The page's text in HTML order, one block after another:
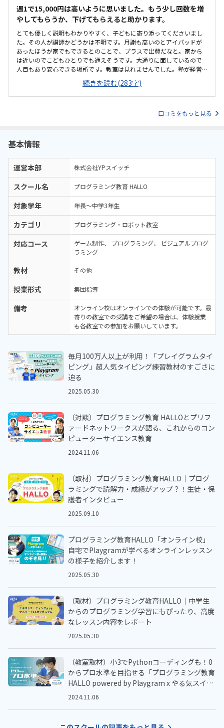
いか気にかかる料金設定は特に目立って高くも低くもなく適正だと感
じた。4月のキャンペーンで入会費無料という説明もあり、体験時に入
会を決めた
週1で15,000円は高いように思いました。もう少し回数を増
やしてもらうか、下げてもらえると助かります。
とても優しく説明もわかりやすく、子どもに寄り添ってくださいまし
た。その人が講師かどうかは不明です。月謝も高いのとアイパッドが
あったほうが家でもできるとのことで、プラスで出費だなと。家から
は近いのでこどもひとりでも通えそうです。大通りに面しているので
人目もあり安心できる場所です。教室は見れませんでした。塾が経営
しているとのことで塾の方の教室は少し覗けました。建物自体が古い
感じでした。週1で15,000円は高いように思いました。もう少し回数を
増やしてもらうか、下げてもらえると助かります。説明してくれた方
続きを読む(283字)
口コミをもっと見る
基本情報
運営本部 株式会社YPスイッチ
スクール名 プログラミング教育 HALLO
対象学年 年長～中学3年生
カテゴリ プログラミング・ロボット教室
対応コース ゲーム制作 プログラミング
ビジュアルプログ
ラミング
教材 その他
授業形式 集団指導
備考
オンライン校はオンラインでの体験が可能です。最
寄りの教室での受講をご希望の場合は、体験授業
も各教室での参加をお願いしています。
毎月100万人以上が利用！「プレイグラムタイ
ピング」超人気タイピング練習教材のすごさに
迫る
2025.05.30
（対談）プログラミング教育 HALLOとプリフ
ァードネットワークスが語る、これからのコン
ピューターサイエンス教育
2024.11.06
（取材）プログラミング教育HALLO｜プログ
ラミングで読解力・成績がアップ？！生徒・保
護者インタビュー
2025.09.10
プログラミング教育HALLO「オンライン校」
自宅でPlaygramが学べるオンラインレッスン
の様子を紹介します！
2025.05.30
（取材）プログラミング教育HALLO｜中学生
からのプログラミング学習にもぴったり、高度
なレッスン内容をレポート
2025.05.30
（教室取材）小3でPythonコーディングも！0
からプロ水準を目指せる「プログラミング教育
HALLO powered by Playgram x やる気スイッ
チ™️」
2024.11.06